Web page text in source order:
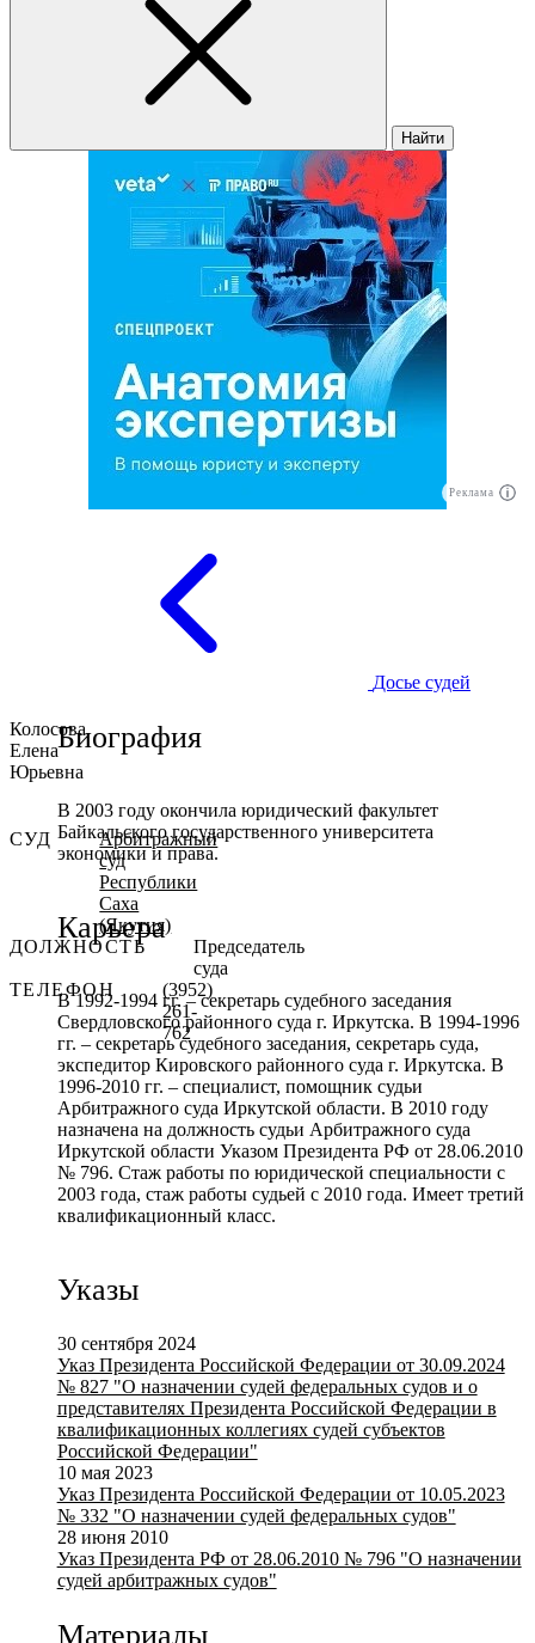
Найти
Реклама
Досье судей
Колосова
Елена
Юрьевна
СУД
Арбитражный
суд
Республики
Саха
(Якутия)
ДОЛЖНОСТЬ
Председатель
суда
ТЕЛЕФОН
(3952)
261-
762
Биография
В 2003 году окончила юридический факультет
Байкальского государственного университета
экономики и права.
Карьера
В 1992-1994 гг. – секретарь судебного заседания
Свердловского районного суда г. Иркутска. В 1994-1996
гг. – секретарь судебного заседания, секретарь суда,
экспедитор Кировского районного суда г. Иркутска. В
1996-2010 гг. – специалист, помощник судьи
Арбитражного суда Иркутской области. В 2010 году
назначена на должность судьи Арбитражного суда
Иркутской области Указом Президента РФ от 28.06.2010
№ 796. Стаж работы по юридической специальности с
2003 года, стаж работы судьей с 2010 года. Имеет третий
квалификационный класс.
Указы
30 сентября 2024
Указ Президента Российской Федерации от 30.09.2024
№ 827 "О назначении судей федеральных судов и о
представителях Президента Российской Федерации в
квалификационных коллегиях судей субъектов
Российской Федерации"
10 мая 2023
Указ Президента Российской Федерации от 10.05.2023
№ 332 "О назначении судей федеральных судов"
28 июня 2010
Указ Президента РФ от 28.06.2010 № 796 "О назначении
судей арбитражных судов"
Материалы